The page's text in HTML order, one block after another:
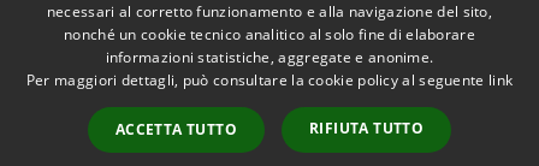
Accessibilità
Privacy
Mappa del sito
Copyright © 2026 • Comune di
Caltanissetta • Powered by
Municipium•Accesso
redazione
necessari al corretto funzionamento e alla navigazione del sito,
nonché un cookie tecnico analitico al solo fine di elaborare
informazioni statistiche, aggregate e anonime.
Per maggiori dettagli, può consultare la cookie policy al seguente link
ACCETTA TUTTO RIFIUTA TUTTO